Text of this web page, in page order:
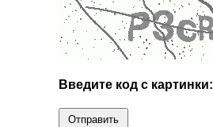
Введите код с картинки:
Отправить